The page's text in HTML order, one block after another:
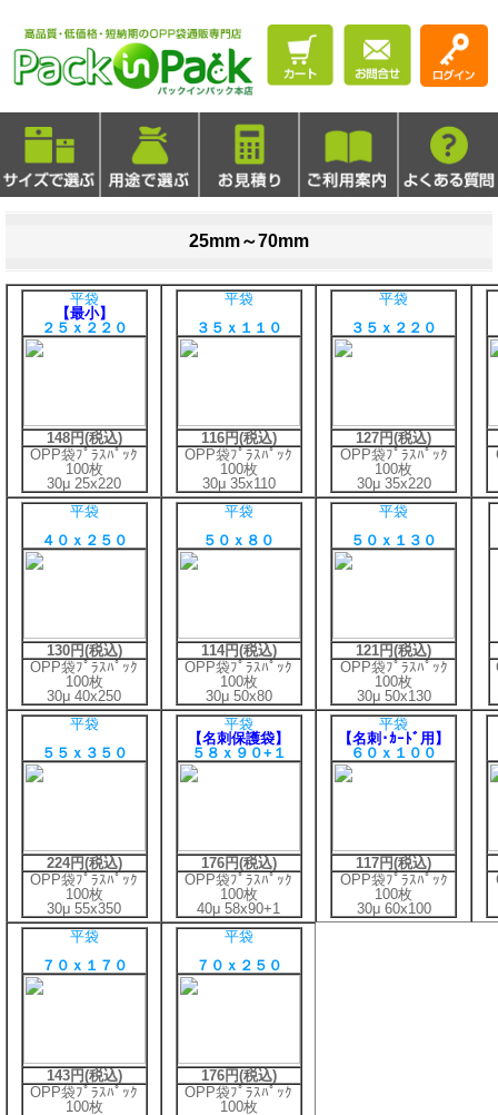
25mm～70mm
平袋
【最小】
２５ｘ２２０
148円(税込)
OPP袋ﾌﾟﾗｽﾊﾟｯｸ
100枚
30μ 25x220
平袋
３５ｘ１１０
116円(税込)
OPP袋ﾌﾟﾗｽﾊﾟｯｸ
100枚
30μ 35x110
平袋
３５ｘ２２０
127円(税込)
OPP袋ﾌﾟﾗｽﾊﾟｯｸ
100枚
30μ 35x220
平袋
４０ｘ２５０
130円(税込)
OPP袋ﾌﾟﾗｽﾊﾟｯｸ
100枚
30μ 40x250
平袋
５０ｘ８０
114円(税込)
OPP袋ﾌﾟﾗｽﾊﾟｯｸ
100枚
30μ 50x80
平袋
５０ｘ１３０
121円(税込)
OPP袋ﾌﾟﾗｽﾊﾟｯｸ
100枚
30μ 50x130
平袋
５５ｘ３５０
224円(税込)
OPP袋ﾌﾟﾗｽﾊﾟｯｸ
100枚
30μ 55x350
平袋
【名刺保護袋】
５８ｘ９０+１
176円(税込)
OPP袋ﾌﾟﾗｽﾊﾟｯｸ
100枚
40μ 58x90+1
平袋
【名刺･ｶｰﾄﾞ用】
６０ｘ１００
117円(税込)
OPP袋ﾌﾟﾗｽﾊﾟｯｸ
100枚
30μ 60x100
平袋
７０ｘ１７０
143円(税込)
OPP袋ﾌﾟﾗｽﾊﾟｯｸ
100枚
平袋
７０ｘ２５０
176円(税込)
OPP袋ﾌﾟﾗｽﾊﾟｯｸ
100枚